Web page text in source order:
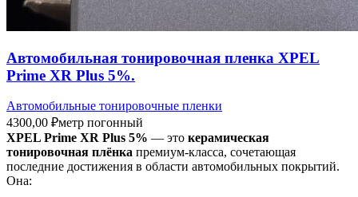
Автомобильная тонировочная пленка XPEL
Prime XR Plus 5%.
Автомобильные тонировочные пленки
4300,00 ₽метр погонный
XPEL Prime XR Plus 5% — это керамическая
тонировочная плёнка премиум-класса, сочетающая
последние достижения в области автомобильных покрытий.
Она: